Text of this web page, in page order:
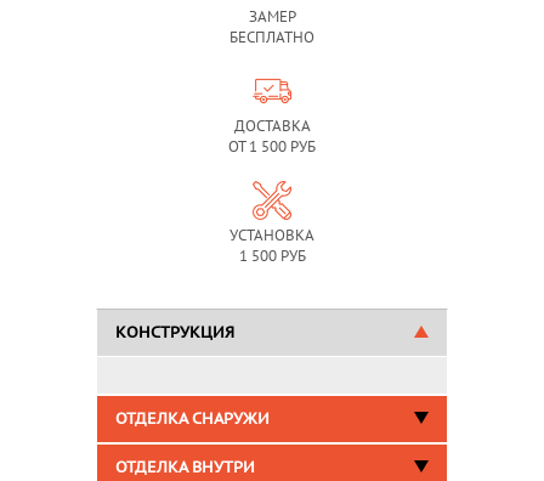
ЗАМЕР
БЕСПЛАТНО
ДОСТАВКА
ОТ 1 500 РУБ
УСТАНОВКА
1 500 РУБ
КОНСТРУКЦИЯ
ОТДЕЛКА СНАРУЖИ
ОТДЕЛКА ВНУТРИ